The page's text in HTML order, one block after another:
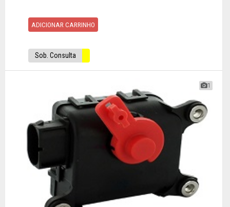
ADICIONAR CARRINHO
Sob. Consulta
1